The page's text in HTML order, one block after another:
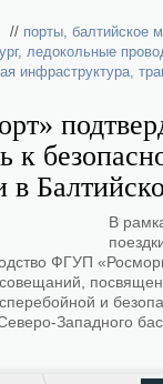
// порты, балтийское
, ледокольные
инфраструктура,
к
в
В
ФГУП
совещаний,
и
Западного